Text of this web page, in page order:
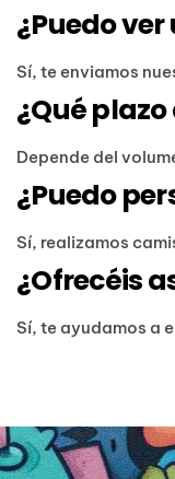
¿Puedo
Sí, te enviamos
¿Qué
Depende del
¿Puedo
Sí, realizamos
¿Ofrecéis
Sí, te ayudamos a